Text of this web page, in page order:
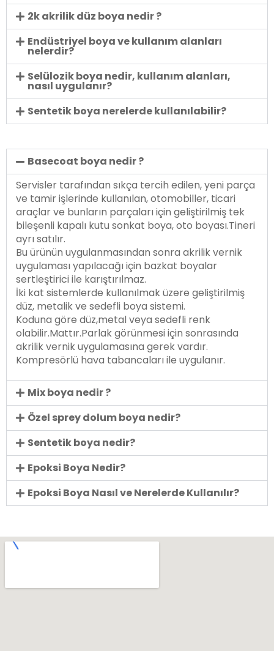
2k akrilik düz boya nedir ?
Endüstriyel boya ve kullanım alanları
nelerdir?
Selülozik boya nedir, kullanım alanları,
nasıl uygulanır?
Sentetik boya nerelerde kullanılabilir?
Basecoat boya nedir ?
Servisler tarafından sıkça tercih edilen, yeni parça
ve tamir işlerinde kullanılan, otomobiller, ticari
araçlar ve bunların parçaları için geliştirilmiş tek
bileşenli kapalı kutu sonkat boya, oto boyası.Tineri
ayrı satılır.
Bu ürünün uygulanmasından sonra akrilik vernik
uygulaması yapılacağı için bazkat boyalar
sertleştirici ile karıştırılmaz.
İki kat sistemlerde kullanılmak üzere geliştirilmiş
düz, metalik ve sedefli boya sistemi.
Koduna göre düz,metal veya sedefli renk
olabilir.Mattır.Parlak görünmesi için sonrasında
akrilik vernik uygulamasına gerek vardır.
Kompresörlü hava tabancaları ile uygulanır.
Mix boya nedir ?
Özel sprey dolum boya nedir?
Sentetik boya nedir?
Epoksi Boya Nedir?
Epoksi Boya Nasıl ve Nerelerde Kullanılır?